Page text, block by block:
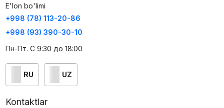
E'lon bo'limi
+998 (78) 113-20-86
+998 (93) 390-30-10
Пн-Пт. С 9:30 до 18:00
RU UZ
Kontaktlar